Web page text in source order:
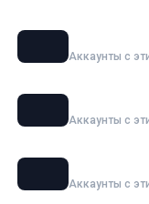
Аккаунты с
Аккаунты с
Аккаунты с